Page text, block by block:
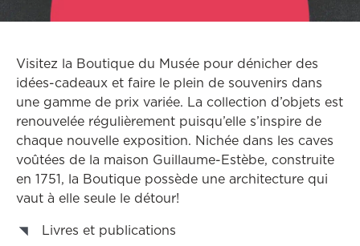
Visitez la Boutique du Musée pour dénicher des
idées-cadeaux et faire le plein de souvenirs dans
une gamme de prix variée. La collection d’objets est
renouvelée régulièrement puisqu’elle s’inspire de
chaque nouvelle exposition. Nichée dans les caves
voûtées de la maison Guillaume-Estèbe, construite
en 1751, la Boutique possède une architecture qui
vaut à elle seule le détour!
Livres et publications